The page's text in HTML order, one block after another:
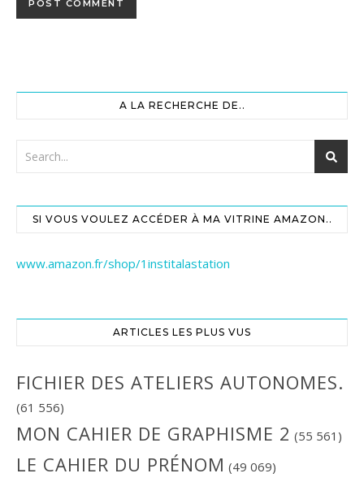
A LA RECHERCHE DE..
SI VOUS VOULEZ ACCÉDER À MA VITRINE AMAZON..
www.amazon.fr/shop/1institalastation
ARTICLES LES PLUS VUS
FICHIER DES ATELIERS AUTONOMES.
(61 556)
MON CAHIER DE GRAPHISME 2 (55 561)
LE CAHIER DU PRÉNOM (49 069)